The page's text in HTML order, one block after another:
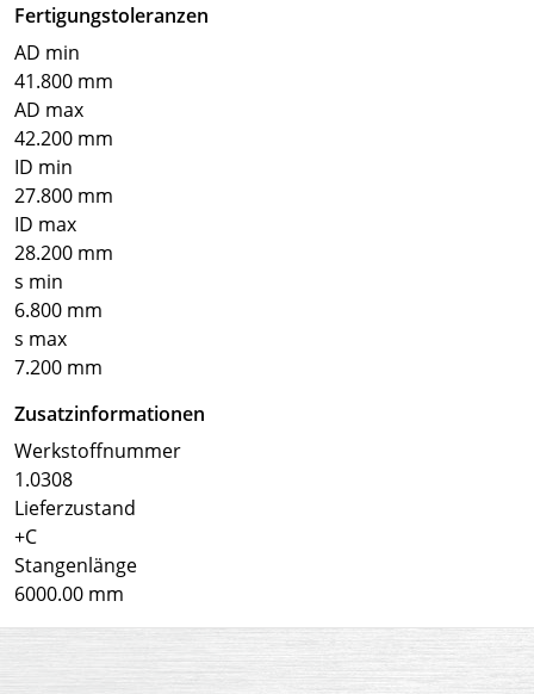
Fertigungstoleranzen
AD min
41.800 mm
AD max
42.200 mm
ID min
27.800 mm
ID max
28.200 mm
s min
6.800 mm
s max
7.200 mm
Zusatzinformationen
Werkstoffnummer
1.0308
Lieferzustand
+C
Stangenlänge
6000.00 mm